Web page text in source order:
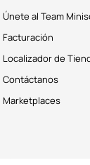
Únete al Team
Facturación
Localizador de
Contáctanos
Marketplaces